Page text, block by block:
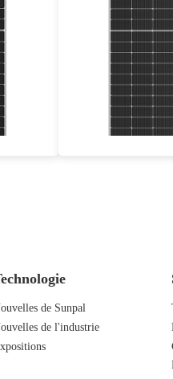
Eff max
Garantie
de Sunpal
de l'industrie